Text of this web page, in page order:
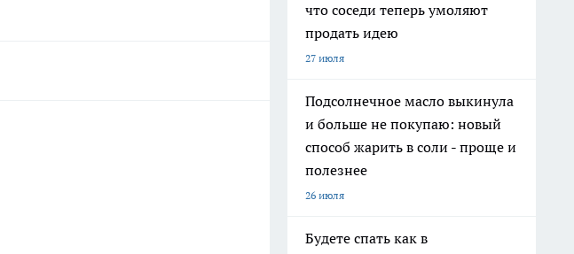
что соседи теперь умоляют
продать идею
27 июля
Подсолнечное масло выкинула
и больше не покупаю: новый
способ жарить в соли - проще и
полезнее
26 июля
Будете спать как в